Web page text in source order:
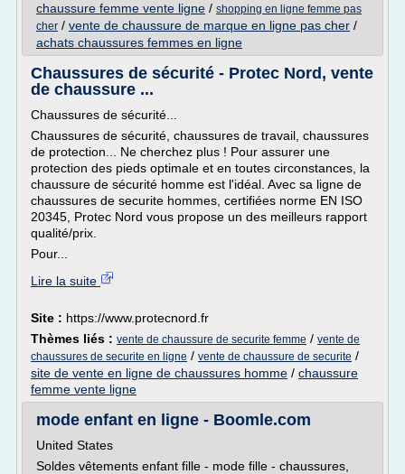
chaussure femme vente ligne / shopping en ligne femme pas
cher / vente de chaussure de marque en ligne pas cher /
achats chaussures femmes en ligne
Chaussures de sécurité - Protec Nord, vente
de chaussure ...
Chaussures de sécurité...
Chaussures de sécurité, chaussures de travail, chaussures
de protection... Ne cherchez plus ! Pour assurer une
protection des pieds optimale et en toutes circonstances, la
chaussure de sécurité homme est l'idéal. Avec sa ligne de
chaussures de securite hommes, certifiées norme EN ISO
20345, Protec Nord vous propose un des meilleurs rapport
qualité/prix.
Pour...
Lire la suite
Site : https://www.protecnord.fr
Thèmes liés : vente de chaussure de securite femme / vente de
chaussures de securite en ligne / vente de chaussure de securite /
site de vente en ligne de chaussures homme / chaussure
femme vente ligne
mode enfant en ligne - Boomle.com
United States
Soldes vêtements enfant fille - mode fille - chaussures,